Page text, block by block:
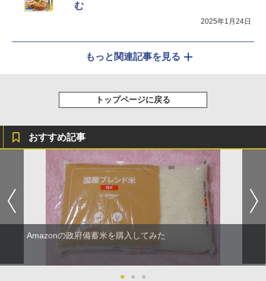
む
2025年1月24日
もっと関連記事を見る
トップページに戻る
おすすめ記事
Amazonの政府備蓄米を購入してみた
● ● ●